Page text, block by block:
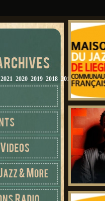
2021 2020 2019 2018 2017 2016 2015